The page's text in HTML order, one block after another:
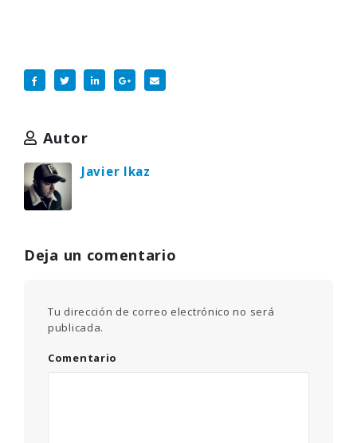
Autor
Javier Ikaz
Deja un comentario
Tu dirección de correo electrónico no será
publicada.
Comentario